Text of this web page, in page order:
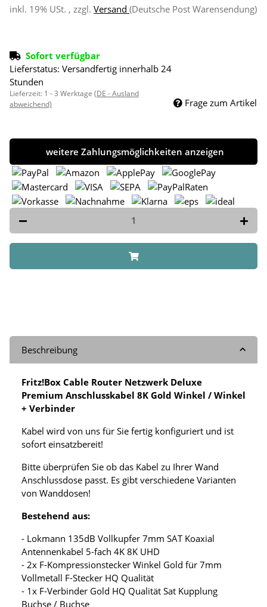
inkl. 19% USt. , zzgl. Versand (Deutsche Post Warensendung)
Sofort verfügbar
Lieferstatus: Versandfertig innerhalb 24
Stunden
Lieferzeit: 1 - 3 Werktage (DE - Ausland
abweichend)
Frage zum Artikel
weitere Zahlungsmöglichkeiten anzeigen
Beschreibung
Fritz!Box Cable Router Netzwerk Deluxe
Premium Anschlusskabel 8K Gold Winkel / Winkel
+ Verbinder
Kabel wird von uns für Sie fertig konfiguriert und ist
sofort einsatzbereit!
Bitte überprüfen Sie ob das Kabel zu Ihrer Wand
Anschlussdose passt. Es gibt verschiedene Varianten
von Wanddosen!
Bestehend aus:
- Lokmann 135dB Vollkupfer 7mm SAT Koaxial
Antennenkabel 5-fach 4K 8K UHD
- 2x F-Kompressionstecker Winkel Gold für 7mm
Vollmetall F-Stecker HQ Qualität
- 1x F-Verbinder Gold HQ Qualität Sat Kupplung
Buchse / Buchse